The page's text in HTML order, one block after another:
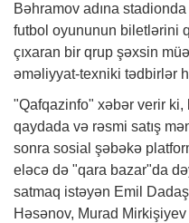
Bəhramov adına
futbol oyununun biletlərini
çıxaran bir qrup şəxsin
əməliyyat-texniki tədbirlər
"Qafqazinfo" xəbər verir ki,
qaydada və rəsmi satış
sonra sosial şəbəkə
eləcə də "qara bazar"da
satmaq istəyən Emil
Həsənov, Murad